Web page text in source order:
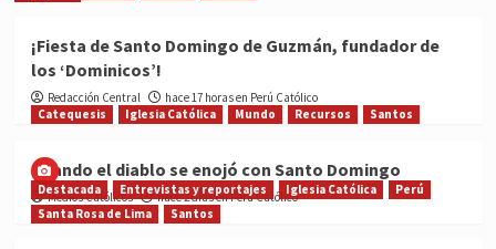
¡Fiesta de Santo Domingo de Guzmán, fundador de
los ‘Dominicos’!
Redacción Central
hace 17 horas en Perú Católico
Catequesis
Iglesia Católica Mundo Recursos Santos
Cuando el diablo se enojó con Santo Domingo
Medios Católicos hace 2 días en Perú Católico
Destacada Entrevistas y reportajes Iglesia Católica
Perú
Santa Rosa de Lima
Santos